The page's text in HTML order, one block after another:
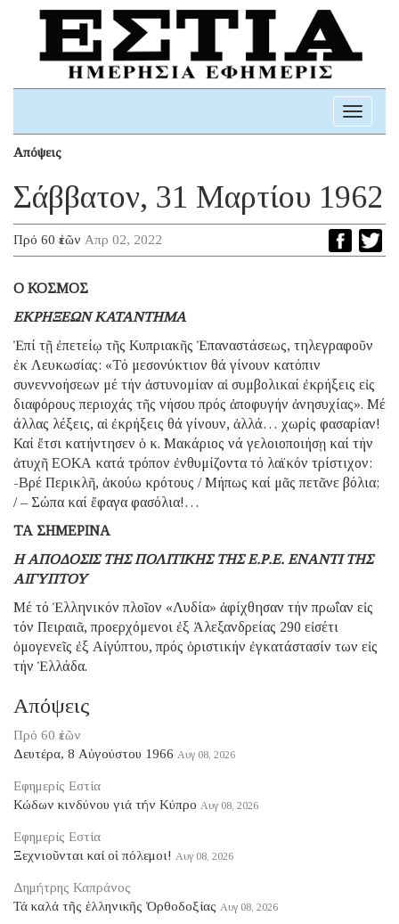
Toggle
Απόψεις
Σάββατον, 31 Μαρτίου 1962
Πρό 60 ἐτῶν Απρ 02, 2022
Ο ΚΟΣΜΟΣ
ΕΚΡΗΞΕΩΝ ΚΑΤΑΝΤΗΜΑ
Ἐπί τῇ ἐπετείῳ τῆς Κυπριακῆς Ἐπαναστάσεως, τηλεγραφοῦν
ἐκ Λευκωσίας: «Τό μεσονύκτιον θά γίνουν κατόπιν
συνεννοήσεων μέ τήν ἀστυνομίαν αἱ συμβολικαί ἐκρήξεις εἰς
διαφόρους περιοχάς τῆς νήσου πρός ἀποφυγήν ἀνησυχίας». Μέ
άλλας λέξεις, αἱ ἐκρήξεις θά γίνουν, ἀλλά… χωρίς φασαρίαν!
Καί ἔτσι κατήντησεν ὁ κ. Μακάριος νά γελοιοποιήσῃ καί τήν
ἀτυχῆ ΕΟΚΑ κατά τρόπον ἐνθυμίζοντα τό λαϊκόν τρίστιχον:
-Βρέ Περικλῆ, ἀκούω κρότους / Μήπως καί μᾶς πετᾶνε βόλια;
/ – Σώπα καί ἔφαγα φασόλια!…
ΤΑ ΣΗΜΕΡΙΝΑ
Η ΑΠΟΔΟΣΙΣ ΤΗΣ ΠΟΛΙΤΙΚΗΣ ΤΗΣ Ε.Ρ.Ε. ΕΝΑΝΤΙ ΤΗΣ
ΑΙΓΥΠΤΟΥ
Μέ τό Ἑλληνικόν πλοῖον «Λυδία» ἀφίχθησαν τήν πρωΐαν εἰς
τόν Πειραιᾶ, προερχόμενοι ἐξ Ἀλεξανδρείας 290 εἰσέτι
ὁμογενεῖς ἐξ Αἰγύπτου, πρός ὁριστικήν ἐγκατάστασίν των εἰς
τήν Ἑλλάδα.
Απόψεις
Πρό 60 ἐτῶν
Δευτέρα, 8 Αὐγούστου 1966 Αυγ 08, 2026
Εφημερίς Εστία
Κώδων κινδύνου γιά τήν Κύπρο Αυγ 08, 2026
Εφημερίς Εστία
Ξεχνιοῦνται καί οἱ πόλεμοι! Αυγ 08, 2026
Δημήτρης Καπράνος
Τά καλά τῆς ἑλληνικῆς Ὀρθοδοξίας Αυγ 08, 2026